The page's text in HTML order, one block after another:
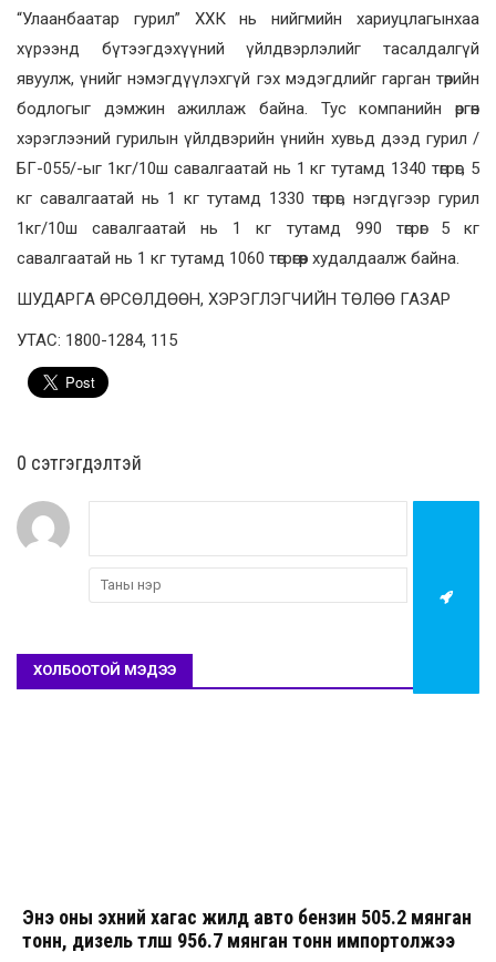
“Улаанбаатар гурил” ХХК нь нийгмийн хариуцлагынхаа
хүрээнд бүтээгдэхүүний үйлдвэрлэлийг тасалдалгүй
явуулж, үнийг нэмэгдүүлэхгүй гэх мэдэгдлийг гарган төрийн
бодлогыг дэмжин ажиллаж байна. Тус компанийн өргөн
хэрэглээний гурилын үйлдвэрийн үнийн хувьд дээд гурил /
БГ-055/-ыг 1кг/10ш савалгаатай нь 1 кг тутамд 1340 төгрөг, 5
кг савалгаатай нь 1 кг тутамд 1330 төгрөг, нэгдүгээр гурил
1кг/10ш савалгаатай нь 1 кг тутамд 990 төгрөг 5 кг
савалгаатай нь 1 кг тутамд 1060 төгрөгөөр худалдаалж байна.
ШУДАРГА ӨРСӨЛДӨӨН, ХЭРЭГЛЭГЧИЙН ТӨЛӨӨ ГАЗАР
УТАС: 1800-1284, 115
0 cэтгэгдэлтэй
ХОЛБООТОЙ МЭДЭЭ
Энэ оны эхний хагас жилд авто бензин 505.2 мянган
тонн, дизель түлш 956.7 мянган тонн импортолжээ